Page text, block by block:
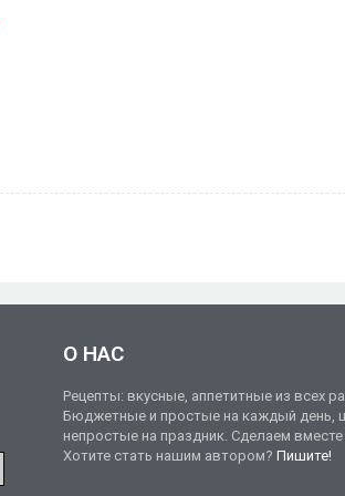
О НАС
Рецепты: вкусные, аппетитные из всех
Бюджетные и простые на каждый день,
непростые на праздник. Сделаем
Хотите стать нашим автором? Пишите!